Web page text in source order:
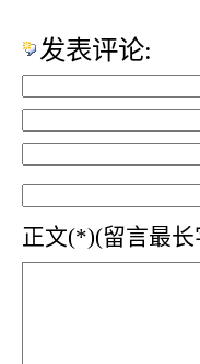
发表评论:
正文(*)(留言最长